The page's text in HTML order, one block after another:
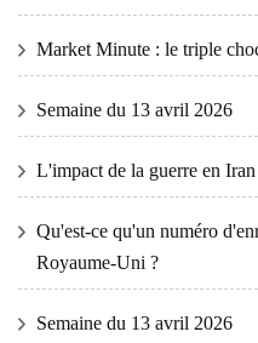
Market Minute : le triple
Semaine du 13 avril 2026
L'impact de la guerre en
Qu'est-ce qu'un numéro
Royaume-Uni ?
Semaine du 13 avril 2026